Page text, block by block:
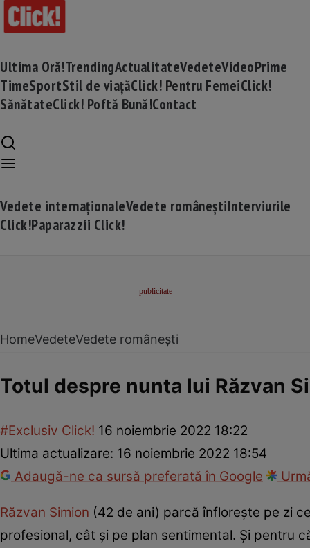
Ultima Oră!TrendingActualitateVedeteVideoPrime
TimeSportStil de viațăClick! Pentru FemeiClick!
SănătateClick! Poftă Bună!Contact
Vedete internaționaleVedete româneștiInterviurile
Click!Paparazzii Click!
HomeVedeteVedete românești
Totul despre nunta lui Răzvan
#Exclusiv Click! 16 noiembrie 2022 18:22
Ultima actualizare: 16 noiembrie 2022 18:54
Adaugă-ne ca sursă preferată în Google
Răzvan Simion (42 de ani) parcă înflorește pe zi
profesional, cât și pe plan sentimental. Și pentru